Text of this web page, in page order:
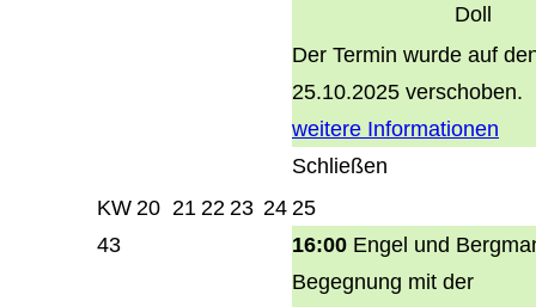
Doll
Der Termin wurde auf
25.10.2025 verschoben.
weitere Informationen
Schließen
KW
43
20 212223 2425
16:00 Engel und
Begegnung mit der